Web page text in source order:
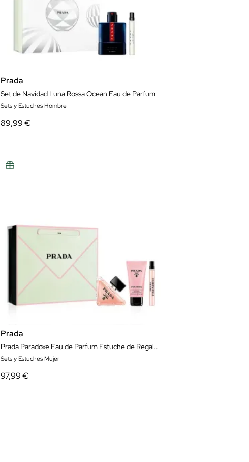
Prada
Set de Navidad Luna Rossa Ocean Eau de Parfum
Sets y Estuches Hombre
89,99 €
Prada
Prada Paradoxe Eau de Parfum Estuche de Regalo para Mujer
Sets y Estuches Mujer
97,99 €